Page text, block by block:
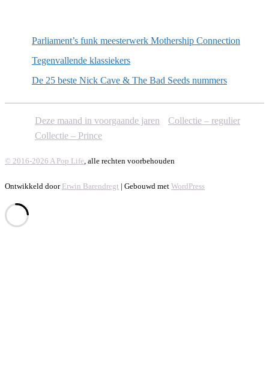
Parliament’s funk meesterwerk Mothership Connection
Tegenvallende klassiekers
De 25 beste Nick Cave & The Bad Seeds nummers
Deze maand in voorgaande jaren
Collectie – regulier
Collectie – Prince
© 2016-2026 A Pop Life , alle rechten voorbehouden
Ontwikkeld door Erwin Barendregt | Gebouwd met WordPress